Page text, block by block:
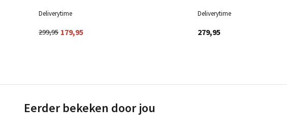
Deliverytime
299,95 179,95
Deliverytime
279,95
Eerder bekeken door jou